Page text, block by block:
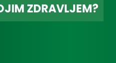
ZDRAVLJEM?